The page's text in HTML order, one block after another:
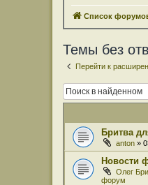
Список
Темы без
Перейти к
Бритва
anton »
Новости
Олег
форум